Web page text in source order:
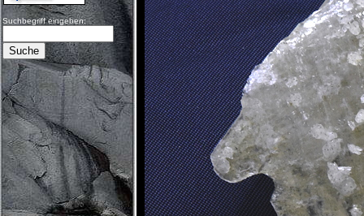
Suchbegriff eingeben: